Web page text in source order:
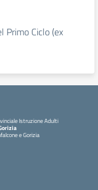
Primo Ciclo (ex
Istruzione Adulti
e Gorizia